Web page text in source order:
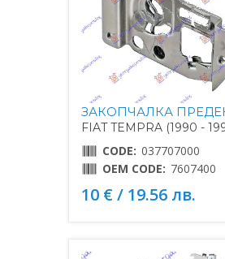
ЗАКОПЧАЛКА
FIAT TEMPRA (1990 -
CODE: 037707000
OEM CODE: 7607400
10 € / 19.56 лв.